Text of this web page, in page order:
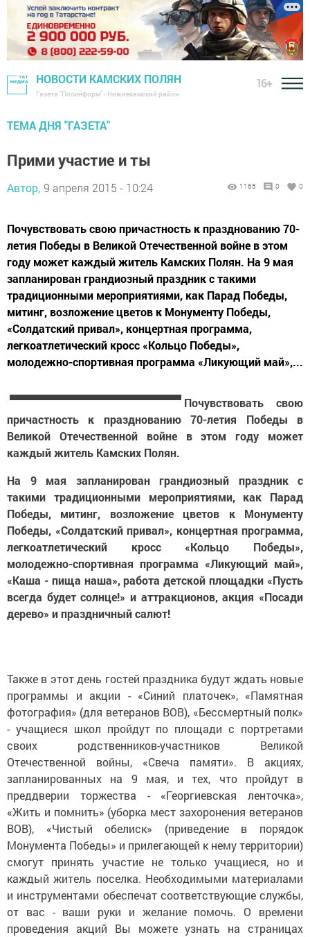
НОВОСТИ КАМСКИХ ПОЛЯН
Газета "Посинформ" - Нижнекамский район
16+
ТЕМА ДНЯ "ГАЗЕТА"
Прими участие и ты
Автор, 9 апреля 2015 - 10:24 1165 0 0
Почувствовать свою причастность к празднованию 70-
летия Победы в Великой Отечественной войне в этом
году может каждый житель Камских Полян. На 9 мая
запланирован грандиозный праздник с такими
традиционными мероприятиями, как Парад Победы,
митинг, возложение цветов к Монументу Победы,
«Солдатский привал», концертная программа,
легкоатлетический кросс «Кольцо Победы»,
молодежно-спортивная программа «Ликующий май»,...
Почувствовать свою
причастность к празднованию 70-летия Победы в
Великой Отечественной войне в этом году может
каждый житель Камских Полян.
На 9 мая запланирован грандиозный праздник с
такими традиционными мероприятиями, как Парад
Победы, митинг, возложение цветов к Монументу
Победы, «Солдатский привал», концертная программа,
легкоатлетический кросс «Кольцо Победы»,
молодежно-спортивная программа «Ликующий май»,
«Каша - пища наша», работа детской площадки «Пусть
всегда будет солнце!» и аттракционов, акция «Посади
дерево» и праздничный салют!
Также в этот день гостей праздника будут ждать новые
программы и акции - «Синий платочек», «Памятная
фотография» (для ветеранов ВОВ), «Бессмертный полк»
- учащиеся школ пройдут по площади с портретами
своих родственников-участников Великой
Отечественной войны, «Свеча памяти». В акциях,
запланированных на 9 мая, и тех, что пройдут в
преддверии торжества - «Георгиевская ленточка»,
«Жить и помнить» (уборка мест захоронения ветеранов
ВОВ), «Чистый обелиск» (приведение в порядок
Монумента Победы» и прилегающей к нему территории)
смогут принять участие не только учащиеся, но и
каждый житель поселка. Необходимыми материалами
и инструментами обеспечат соответствующие службы,
от вас - ваши руки и желание помочь. О времени
проведения акций Вы можете узнать на страницах